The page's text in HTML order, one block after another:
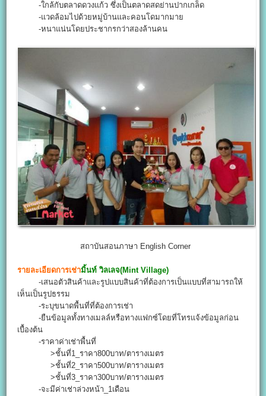
-ใกล้กับตลาดดวงแก้ว ซึ่งเป็นตลาดสดย่านปากเกล็ด
-แวดล้อมไปด้วยหมู่บ้านและคอนโดมากมาย
-หนาแน่นโดยประชากรกว่าสองล้านคน
สถาบันสอนภาษา English Corner
รายละเอียดการเช่ามิ้นท์ วิลเลจ(Mint Village)
-เสนอตัวสินค้าและรูปแบบสินค้าที่ต้องการเป็นแบบที่สามารถให้
เห็นเป็นรูปธรรม
-ระบุขนาดพื้นที่ที่ต้องการเช่า
-ยืนข้อมูลทั้งทางเมลล์หรือทางแฟกซ์โดยที่โทรแจ้งข้อมูลก่อน
เบื้องต้น
-ราคาค่าเช่าพื้นที่
>ชั้นที่1_ราคา800บาท/ตารางเมตร
>ชั้นที่2_ราคา500บาท/ตารางเมตร
>ชั้นที่3_ราคา300บาท/ตารางเมตร
-จะมีค่าเช่าล่วงหน้า_1เดือน